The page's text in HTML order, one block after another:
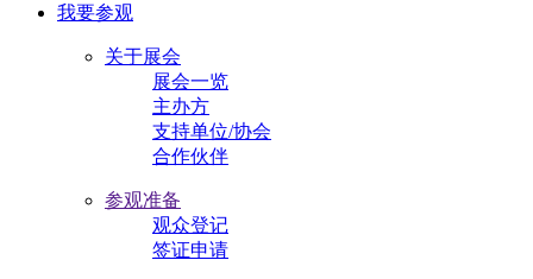
我要参观
关于展会
展会一览
主办方
支持单位/协会
合作伙伴
参观准备
观众登记
签证申请